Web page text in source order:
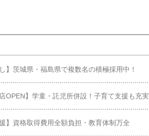
し】茨城県・福島県で複数名の積極採用中！
店OPEN】学童・託児所併設！子育て支援も充実
援】資格取得費用全額負担・教育体制万全